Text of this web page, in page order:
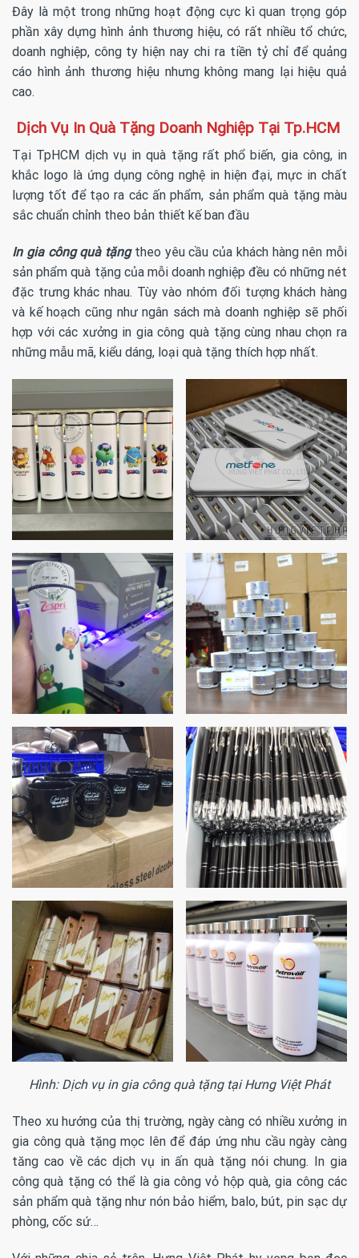
Đây là một trong những hoạt động cực kì quan trọng góp
phần xây dựng hình ảnh thương hiệu, có rất nhiều tổ chức,
doanh nghiệp, công ty hiện nay chi ra tiền tỷ chỉ để quảng
cáo hình ảnh thương hiệu nhưng không mang lại hiệu quả
cao.
Dịch Vụ In Quà Tặng Doanh Nghiệp Tại Tp.HCM
Tại TpHCM dịch vụ in quà tặng rất phổ biến, gia công, in
khắc logo là ứng dụng công nghệ in hiện đại, mực in chất
lượng tốt để tạo ra các ấn phẩm, sản phẩm quà tặng màu
sắc chuẩn chỉnh theo bản thiết kế ban đầu
In gia công quà tặngtheo yêu cầu của khách hàng nên mỗi
sản phẩm quà tặng của mỗi doanh nghiệp đều có những nét
đặc trưng khác nhau. Tùy vào nhóm đối tượng khách hàng
và kế hoạch cũng như ngân sách mà doanh nghiệp sẽ phối
hợp với các xưởng in gia công quà tặng cùng nhau chọn ra
những mẫu mã, kiểu dáng, loại quà tặng thích hợp nhất.
Hình: Dịch vụ in gia công quà tặng tại Hưng Việt Phát
Theo xu hướng của thị trường, ngày càng có nhiều xưởng in
gia công quà tặng mọc lên để đáp ứng nhu cầu ngày càng
tăng cao về các dịch vụ in ấn quà tặng nói chung. In gia
công quà tặng có thể là gia công vỏ hộp quà, gia công các
sản phẩm quà tặng như nón bảo hiểm, balo, bút, pin sạc dự
phòng, cốc sứ…